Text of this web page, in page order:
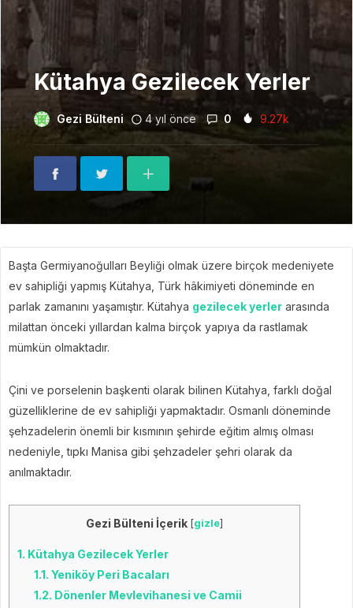
Kütahya Gezilecek Yerler
Gezi Bülteni 4 yıl önce 0 9.27k
Başta Germiyanoğulları Beyliği olmak üzere birçok medeniyete
ev sahipliği yapmış Kütahya, Türk hâkimiyeti döneminde en
parlak zamanını yaşamıştır. Kütahya gezilecek yerler arasında
milattan önceki yıllardan kalma birçok yapıya da rastlamak
mümkün olmaktadır.
Çini ve porselenin başkenti olarak bilinen Kütahya, farklı doğal
güzelliklerine de ev sahipliği yapmaktadır. Osmanlı döneminde
şehzadelerin önemli bir kısmının şehirde eğitim almış olması
nedeniyle, tıpkı Manisa gibi şehzadeler şehri olarak da
anılmaktadır.
Gezi Bülteni İçerik [gizle]
1. Kütahya Gezilecek Yerler
1.1. Yeniköy Peri Bacaları
1.2. Dönenler Mevlevihanesi ve Camii